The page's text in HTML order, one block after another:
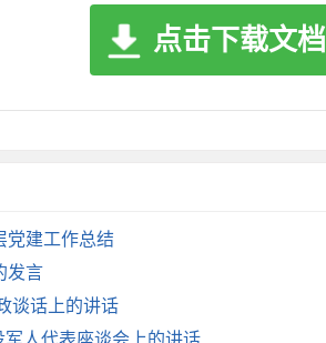
点击下载文档
党建工作总结
发言
谈话上的讲话